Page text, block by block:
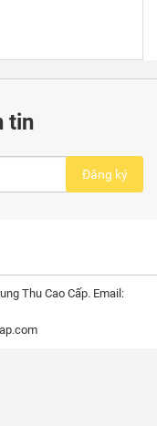
tin
Đăng ký
Thu Cao Cấp. Email: